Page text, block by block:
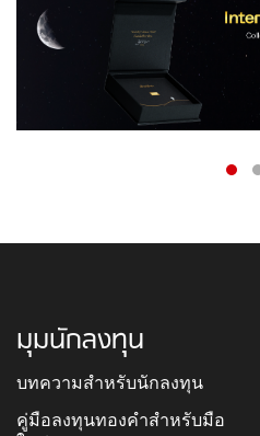
มุมนักลงทุน
บทความสำหรับนักลงทุน
คู่มือลงทุนทองคำสำหรับมือ